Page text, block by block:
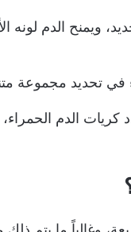
ويمنح الدم لونه
في تحديد مجموعة
كريات الدم